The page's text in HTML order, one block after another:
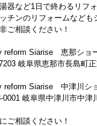
器など1日で終わるリフ
チンのリフォームなども
ご相談ください！
reform Siarise 恵那ショ
岐阜県恵那市長島町
reform Siarise 中津川シ
0001 岐阜県中津川市中津
ご相談ください！